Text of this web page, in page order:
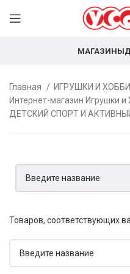
МАГАЗИНЫ
Главная
ИГРУШКИ И ХОББИ
Интернет-магазин Игрушки и
ДЕТСКИЙ СПОРТ И
Товаров, соответствующих